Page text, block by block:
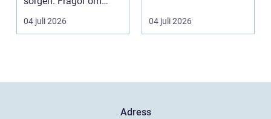
ceremoni, ju...
04 juli 2026
och fastighets...
04 juli 2026
Adress